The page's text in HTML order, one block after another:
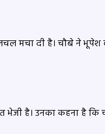
मचा दी है। चौबे ने
भेजी है। उनका कहना है